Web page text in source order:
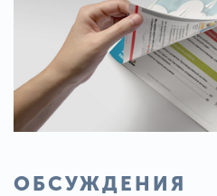
ОБСУЖДЕНИЯ